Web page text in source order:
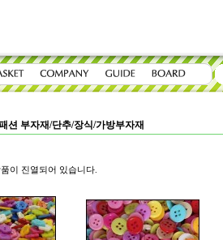
션 부자재/단추/장식/가방부자재
이 진열되어 있습니다.